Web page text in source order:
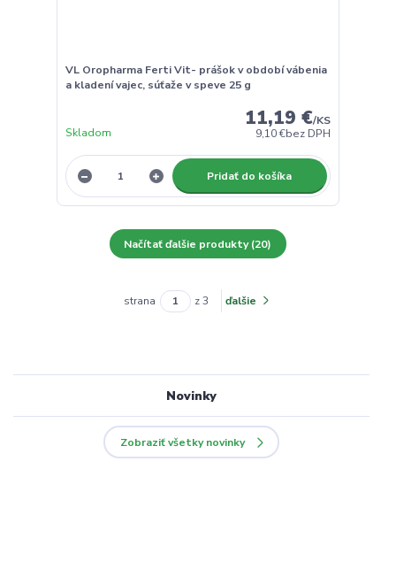
VL Oropharma Ferti Vit- prášok v období vábenia
a kladení vajec, súťaže v speve 25 g
11,19 €/KS
9,10 €bez DPH
Skladom
Pridať do košíka
Načítať ďalšie produkty (20)
strana z 3 ďalšie
Novinky
Zobraziť všetky novinky